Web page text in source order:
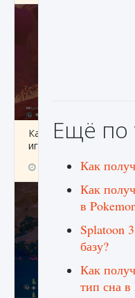
Как приручить
игре Creatures of Ava
9 августа 2024
Ещё по
Как
Как
в
Splatoon
базу?
Как
тип сна в